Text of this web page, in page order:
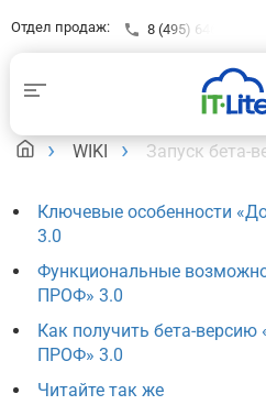
Отдел продаж: 8 (495) 646-23-16
WIKI Запуск бета-
Ключевые особенности
3.0
Функциональные
ПРОФ» 3.0
Как получить бета-
ПРОФ» 3.0
Читайте так же